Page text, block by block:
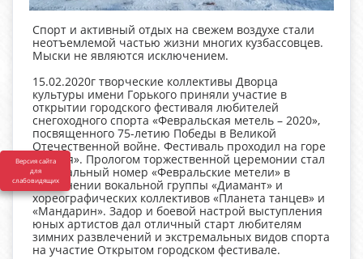
Версия сайта
для
слабовидящих
Спорт и активный отдых на свежем воздухе стали
неотъемлемой частью жизни многих кузбассовцев.
Мыски не являются исключением.
15.02.2020г творческие коллективы Дворца
культуры имени Горького приняли участие в
открытии городского фестиваля любителей
снегоходного спорта «Февральская метель – 2020»,
посвященного 75-летию Победы в Великой
Отечественной войне. Фестиваль проходил на горе
«Лысая». Прологом торжественной церемонии стал
музыкальный номер «Февральские метели» в
исполнении вокальной группы «Диамант» и
хореографических коллективов «Планета танцев» и
«Мандарин». Задор и боевой настрой выступления
юных артистов дал отличный старт любителям
зимних развлечений и экстремальных видов спорта
на участие Открытом городском фестивале.